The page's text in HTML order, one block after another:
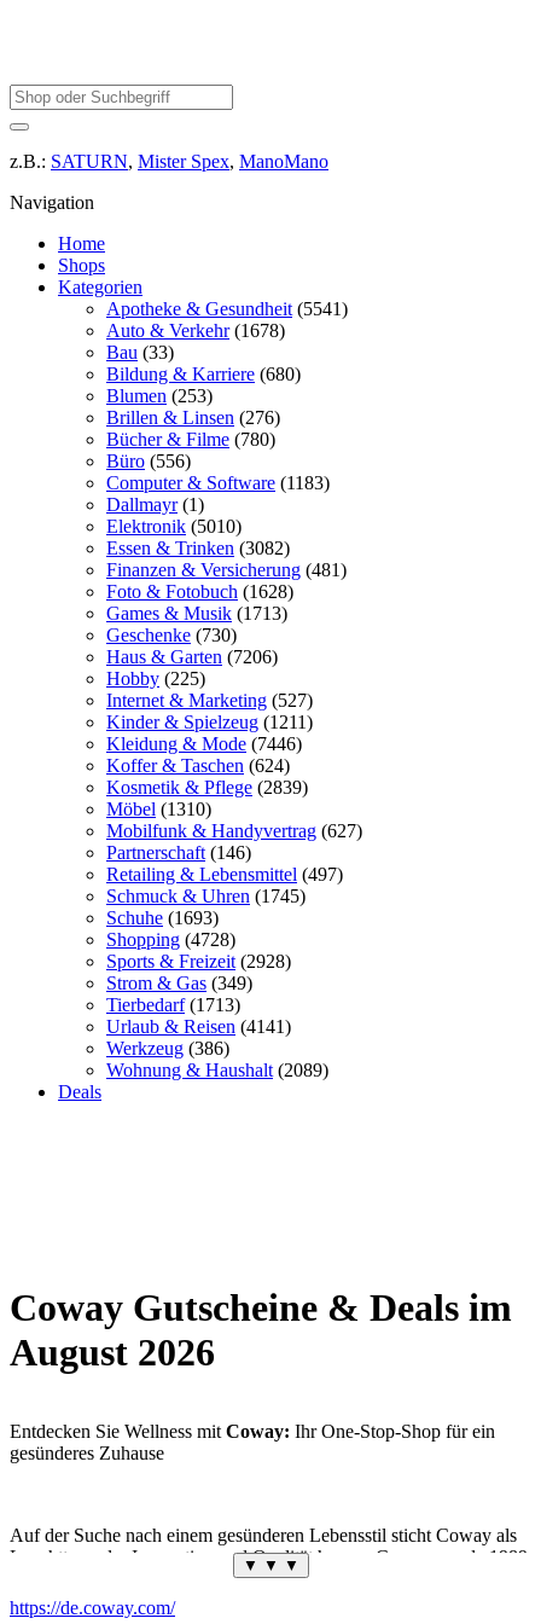
z.B.: SATURN, Mister Spex, ManoMano
Navigation
Home
Shops
Kategorien
Apotheke & Gesundheit (5541)
Auto & Verkehr (1678)
Bau (33)
Bildung & Karriere (680)
Blumen (253)
Brillen & Linsen (276)
Bücher & Filme (780)
Büro (556)
Computer & Software (1183)
Dallmayr (1)
Elektronik (5010)
Essen & Trinken (3082)
Finanzen & Versicherung (481)
Foto & Fotobuch (1628)
Games & Musik (1713)
Geschenke (730)
Haus & Garten (7206)
Hobby (225)
Internet & Marketing (527)
Kinder & Spielzeug (1211)
Kleidung & Mode (7446)
Koffer & Taschen (624)
Kosmetik & Pflege (2839)
Möbel (1310)
Mobilfunk & Handyvertrag (627)
Partnerschaft (146)
Retailing & Lebensmittel (497)
Schmuck & Uhren (1745)
Schuhe (1693)
Shopping (4728)
Sports & Freizeit (2928)
Strom & Gas (349)
Tierbedarf (1713)
Urlaub & Reisen (4141)
Werkzeug (386)
Wohnung & Haushalt (2089)
Deals
Coway Gutscheine & Deals im
August 2026
Entdecken Sie Wellness mit Coway: Ihr One-Stop-Shop für ein
gesünderes Zuhause
Auf der Suche nach einem gesünderen Lebensstil sticht Coway als
Leuchtturm der Innovation und Qualität hervor. Coway wurde 1989
gegründet und hat sich der Verbesserung des Lebens seiner Kunden
verschrieben. Darüber hinaus geschieht dies durch eine Reihe von
▼ ▼ ▼
https://de.coway.com/